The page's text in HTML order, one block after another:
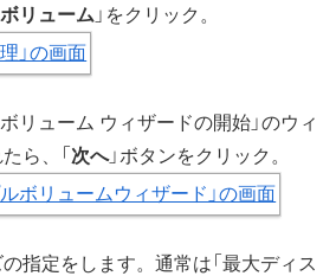
リューム 」をクリック。
リューム ウィザードの開始」のウィ
ら、「 次へ」ボタンをクリック。
指定をします。通常は「最大ディス